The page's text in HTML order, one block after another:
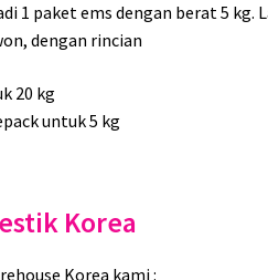
1 paket ems dengan berat 5
dengan rincian
20 kg
untuk 5 kg
Korea
Korea kami :